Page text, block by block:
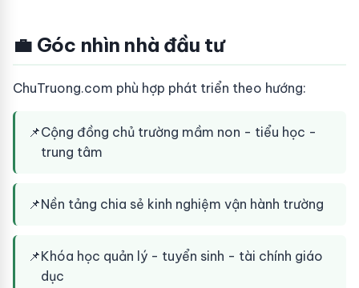
💼 Góc nhìn nhà đầu tư
ChuTruong.com phù hợp phát triển theo hướng:
📌Cộng đồng chủ trường mầm non - tiểu học -
trung tâm
📌Nền tảng chia sẻ kinh nghiệm vận hành trường
📌Khóa học quản lý - tuyển sinh - tài chính giáo
dục